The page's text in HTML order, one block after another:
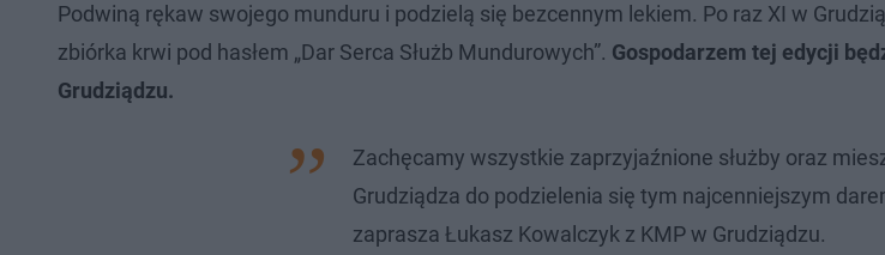
Podwiną rękaw swojego munduru i podzielą się bezcennym lekiem. Po raz XI w
zbiórka krwi pod hasłem „Dar Serca Służb Mundurowych”. Gospodarzem tej edycji
Grudziądzu.
Zachęcamy wszystkie zaprzyjaźnione służby oraz
Grudziądza do podzielenia się tym najcenniejszym
zaprasza Łukasz Kowalczyk z KMP w Grudziądzu.